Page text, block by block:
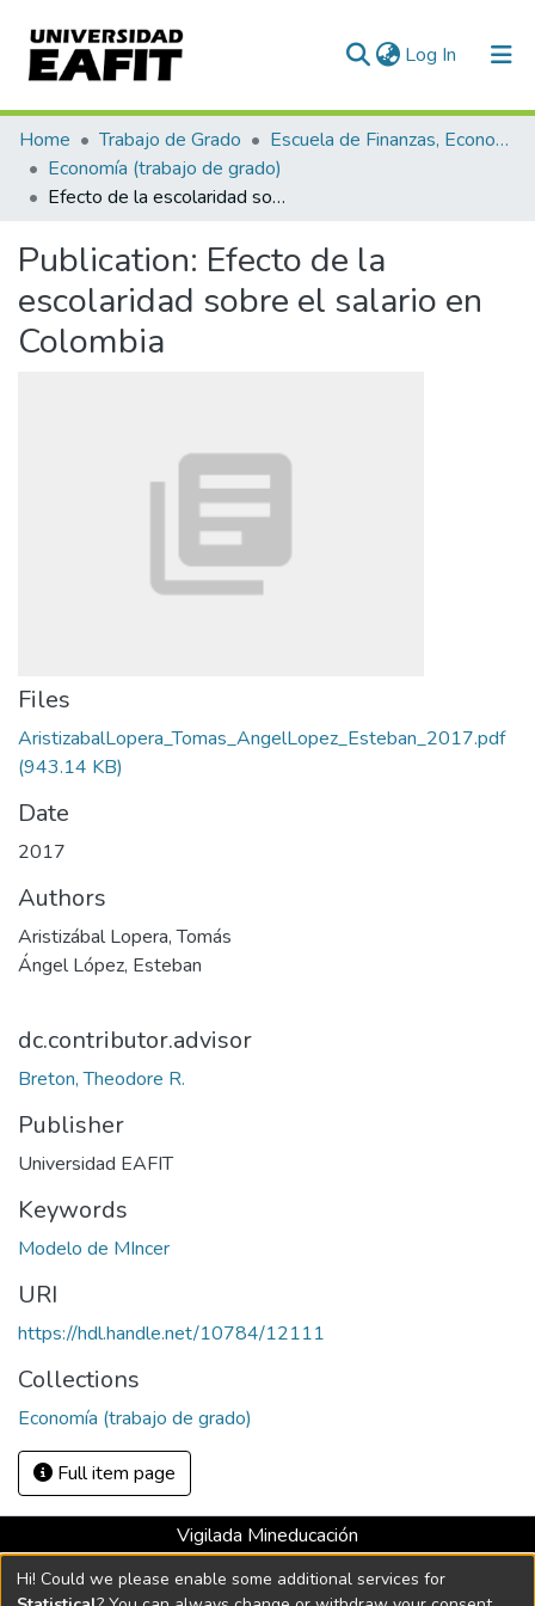
Log In (current)
Communities & Collections
All of DSpace
Home Trabajo de Grado
Escuela de Finanzas, Economía y Gobierno
Economía (trabajo de grado)
Efecto de la escolaridad sobre el salario en Colombia
Publication: Efecto de la
escolaridad sobre el salario en
Colombia
Files
AristizabalLopera_Tomas_AngelLopez_Esteban_2017.pdf
(943.14 KB)
Date
2017
Authors
Aristizábal Lopera, Tomás
Ángel López, Esteban
dc.contributor.advisor
Breton, Theodore R.
Publisher
Universidad EAFIT
Keywords
Modelo de MIncer
URI
https://hdl.handle.net/10784/12111
Collections
Economía (trabajo de grado)
Full item page
Vigilada Mineducación
Universidad con Acreditación Institucional hasta 2026 -
Resolución MEN 2158 de 2018
Hi! Could we please enable some additional services for